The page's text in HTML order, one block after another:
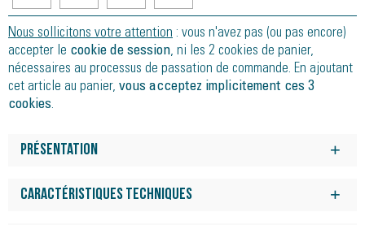
Nous sollicitons votre attention : vous n'avez pas (ou pas encore)
accepter le cookie de session, ni les 2 cookies de panier,
nécessaires au processus de passation de commande. En ajoutant
cet article au panier, vous acceptez implicitement ces 3
cookies.
Présentation
maximale et confort absolu pour courir en pleine nature. C'est
Caractéristiques techniques